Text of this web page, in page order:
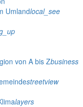
Umlandlocal_see
von A bis Zbusiness
streetview
layers